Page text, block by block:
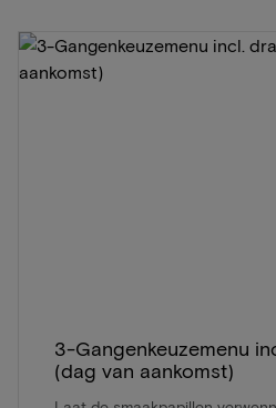
3-Gangenkeuzemenu
(dag van aankomst)